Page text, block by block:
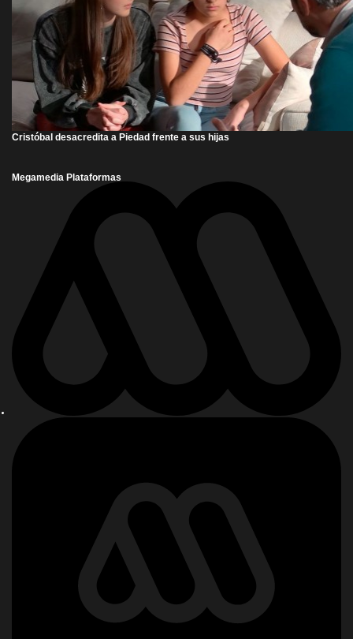
Cristóbal desacredita a Piedad frente a sus hijas
Megamedia Plataformas